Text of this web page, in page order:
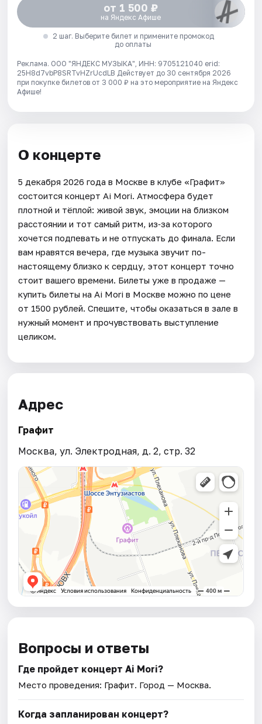
от 1 500 ₽
на Яндекс Афише
2 шаг. Выберите билет и примените промокод
до оплаты
Реклама. ООО "ЯНДЕКС МУЗЫКА", ИНН: 9705121040 erid:
25H8d7vbP8SRTvHZrUcdLB Действует до 30 сентября 2026
при покупке билетов от 3 000 ₽ на это мероприятие на Яндекс
Афише!
О концерте
5 декабря 2026 года в Москве в клубе «Графит»
состоится концерт Ai Mori. Атмосфера будет
плотной и тёплой: живой звук, эмоции на близком
расстоянии и тот самый ритм, из‑за которого
хочется подпевать и не отпускать до финала. Если
вам нравятся вечера, где музыка звучит по-
настоящему близко к сердцу, этот концерт точно
стоит вашего времени. Билеты уже в продаже —
купить билеты на Ai Mori в Москве можно по цене
от 1500 рублей. Спешите, чтобы оказаться в зале в
нужный момент и прочувствовать выступление
целиком.
Адрес
Графит
Москва, ул. Электродная, д. 2, стр. 32
Вопросы и ответы
Где пройдет концерт Ai Mori?
Место проведения: Графит. Город — Москва.
Когда запланирован концерт?